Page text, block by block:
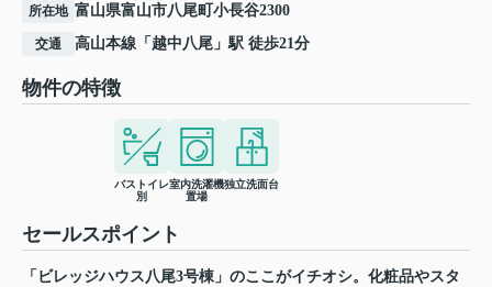
所在地 富山県富山市八尾町小長谷2300
交通 高山本線 「 越中八尾 」駅 徒歩21分
物件の特徴
バストイレ
別
室内洗濯機
置場
独立洗面台
セールスポイント
「ビレッジハウス八尾3号棟」のここがイチオシ。化粧品やスタ